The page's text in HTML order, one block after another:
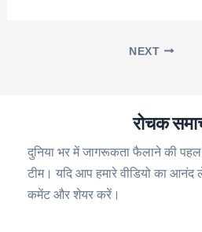
NEXT
रोचक
दुनिया भर में जागरूकता फैलाने की पहल
टीम। यदि आप हमारे वीडियो का आनंद
कमेंट और शेयर करें।